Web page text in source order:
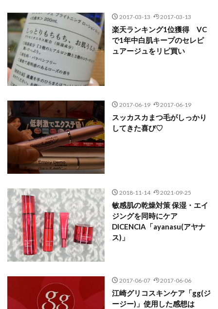
2017-03-13 2017-03-13
楽天ランキング1位獲得 VC
で1年中白肌キープのセレピ
ュアージュをリピ買い
2017-06-19 2017-06-19
スッカスカまつ毛がしっかり
してきた喜び♡
2018-11-14 2021-09-25
敏感肌の乾燥対策 保湿・エイ
ジングを同時にケア
DICENCIA「ayanasu(アヤナ
ス)」
2017-06-07 2017-06-06
江崎グリコスキンケア「gg(ジ
ージー)」使用した感想は